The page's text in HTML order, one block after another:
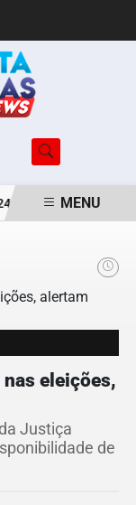
ANOS É MENU
eleições,
Justiça
de